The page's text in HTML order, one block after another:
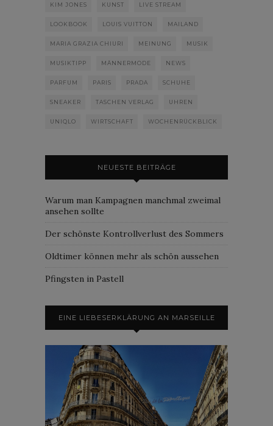
KIM JONES KUNST LIVE STREAM
LOOKBOOK LOUIS VUITTON MAILAND
MARIA GRAZIA CHIURI MEINUNG MUSIK
MUSIKTIPP MÄNNERMODE NEWS
PARFUM PARIS PRADA SCHUHE
SNEAKER TASCHEN VERLAG UHREN
UNIQLO WIRTSCHAFT WOCHENRÜCKBLICK
NEUESTE BEITRÄGE
Warum man Kampagnen manchmal zweimal
ansehen sollte
Der schönste Kontrollverlust des Sommers
Oldtimer können mehr als schön aussehen
Pfingsten in Pastell
EINE LIEBESERKLÄRUNG AN MARSEILLE